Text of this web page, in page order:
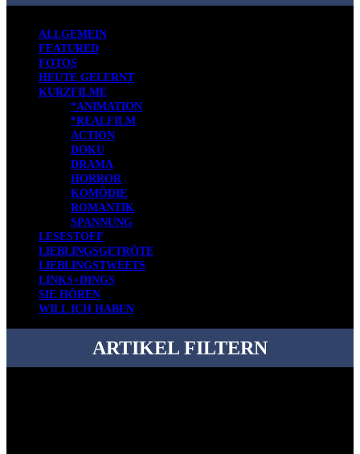
ALLGEMEIN
FEATURED
FOTOS
HEUTE GELERNT
KURZFILME
*ANIMATION
*REALFILM
ACTION
DOKU
DRAMA
HORROR
KOMÖDIE
ROMANTIK
SPANNUNG
LESESTOFF
LIEBLINGSGETRÖTE
LIEBLINGSTWEETS
LINKS+DINGS
SIE HÖREN
WILL ICH HABEN
ARTIKEL FILTERN